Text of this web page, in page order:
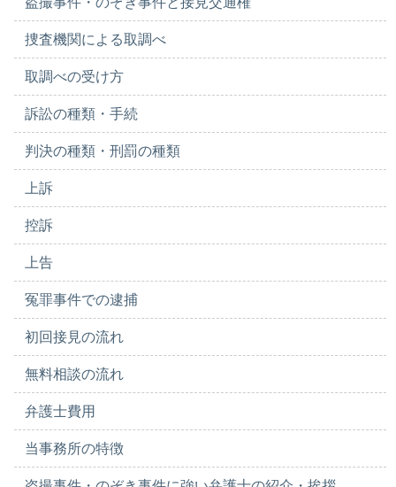
捜査機関による取調べ
取調べの受け方
訴訟の種類・手続
判決の種類・刑罰の種類
上訴
控訴
上告
冤罪事件での逮捕
初回接見の流れ
無料相談の流れ
弁護士費用
当事務所の特徴